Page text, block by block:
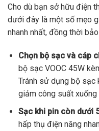
Cho dù bạn sở hữu điện
dưới đây là một số mẹo
nhanh nhất, đồng thời
Chọn bộ sạc và cáp
bộ sạc VOOC 45W
Tránh sử dụng bộ sạc
giảm công suất xuống
Sạc khi pin còn dưới
hấp thụ điện năng